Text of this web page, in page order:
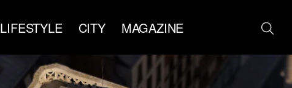
LIFESTYLE CITY MAGAZINE